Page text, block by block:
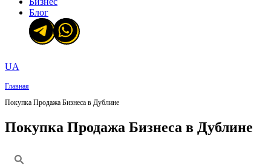
Блог
UA
Главная
Покупка Продажа Бизнеса в Дублине
Покупка Продажа Бизнеса в Дублине